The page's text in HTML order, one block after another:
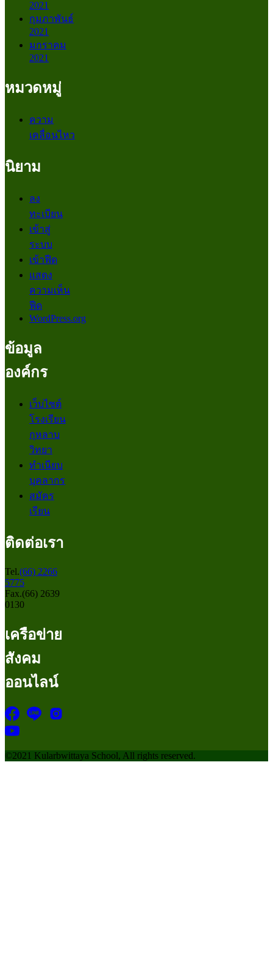
2021
กุมภาพันธ์
2021
มกราคม
2021
หมวดหมู่
ความ
เคลื่อนไหว
นิยาม
ลง
ทะเบียน
เข้าสู่
ระบบ
เข้าฟีด
แสดง
ความเห็น
ฟีด
WordPress.org
ข้อมูล
องค์กร
เว็บไซต์
โรงเรียน
กุหลาบ
วิทยา
ทำเนียบ
บุคลากร
สมัคร
เรียน
ติดต่อเรา
Tel.(66) 2266
5775
Fax.(66) 2639
0130
เครือข่าย
สังคม
ออนไลน์
©2021 Kularbwittaya School, All rights reserved.